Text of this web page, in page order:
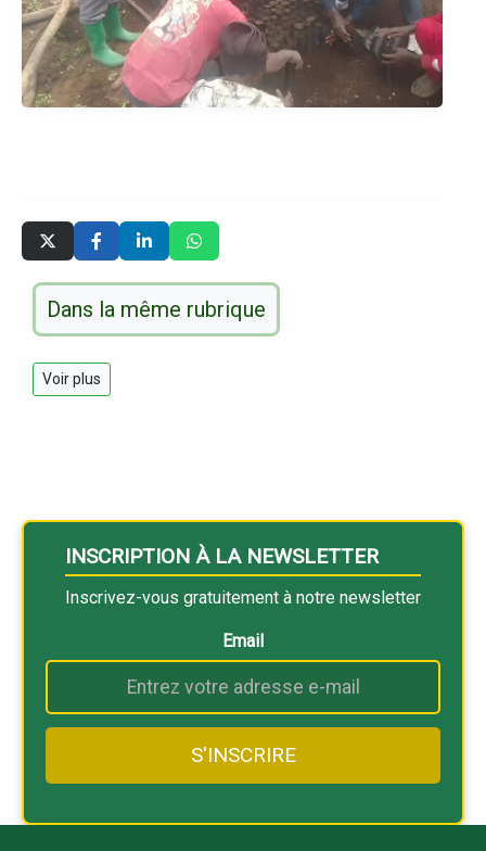
Dans la même rubrique
Voir plus
INSCRIPTION À LA NEWSLETTER
Inscrivez-vous gratuitement à notre newsletter
Email